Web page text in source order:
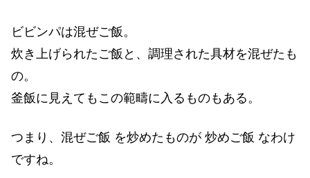
ビビンパは混ぜご飯。
炊き上げられたご飯と、調理された具材を混ぜたも
の。
釜飯に見えてもこの範疇に入るものもある。
つまり、混ぜご飯 を炒めたものが 炒めご飯 なわけ
ですね。